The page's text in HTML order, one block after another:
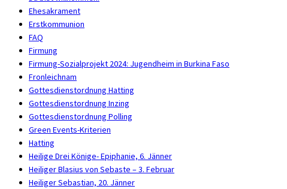
Ehesakrament
Erstkommunion
FAQ
Firmung
Firmung-Sozialprojekt 2024: Jugendheim in Burkina Faso
Fronleichnam
Gottesdienstordnung Hatting
Gottesdienstordnung Inzing
Gottesdienstordnung Polling
Green Events-Kriterien
Hatting
Heilige Drei Könige- Epiphanie, 6. Jänner
Heiliger Blasius von Sebaste – 3. Februar
Heiliger Sebastian, 20. Jänner